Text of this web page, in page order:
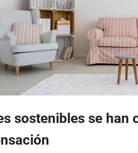
sostenibles se han